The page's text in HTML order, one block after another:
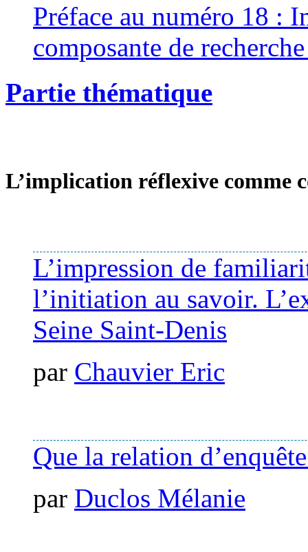
Préface au numéro 18 :
composante de
Partie thématique
L’implication réflexive comme
L’impression de
l’initiation au savoir.
Seine Saint-Denis
par Chauvier Eric
Que la relation
par Duclos Mélanie